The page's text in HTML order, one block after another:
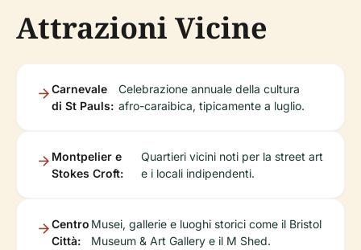
Attrazioni Vicine
Carnevale
di St Pauls:
Celebrazione annuale della cultura
afro-caraibica, tipicamente a luglio.
Montpelier e
Stokes Croft:
Quartieri vicini noti per la street art
e i locali indipendenti.
Centro
Città:
Musei, gallerie e luoghi storici come il Bristol
Museum & Art Gallery e il M Shed.